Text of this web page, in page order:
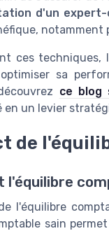
d'un expert-
notamment
ces techniques,
sa
ce blog
en un levier
de
l'équilibre
l'équilibre
sain